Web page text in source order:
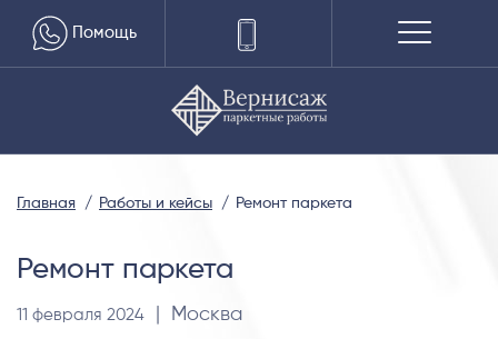
Помощь
Главная Работы и кейсы Ремонт паркета
Ремонт паркета
11 февраля 2024 | Москва